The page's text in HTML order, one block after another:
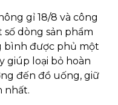
gỉ 18/8 và công
dòng sản phẩm
bình được phủ một
giúp loại bỏ hoàn
đến đồ uống, giữ
nhất.